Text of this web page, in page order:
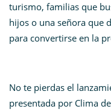
turismo, familias que
hijos o una señora que
para convertirse en la
No te pierdas el
presentada por Clima